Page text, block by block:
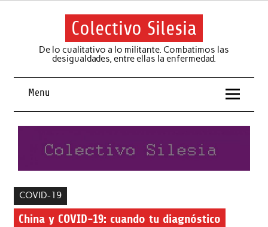
Skip
Colectivo Silesia
De lo cualitativo a lo militante. Combatimos las
desigualdades, entre ellas la enfermedad.
Menu
COVID-19
China y COVID-19: cuando tu diagnóstico